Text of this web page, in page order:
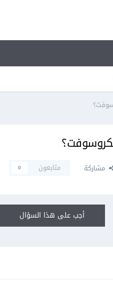
مشاركة متابعون 0
أجب على هذا السؤال